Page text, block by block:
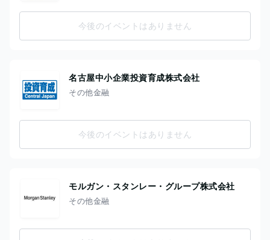
今後のイベントはありません
名古屋中小企業投資育成株式会社
その他金融
今後のイベントはありません
モルガン・スタンレー・グループ株式会社
その他金融